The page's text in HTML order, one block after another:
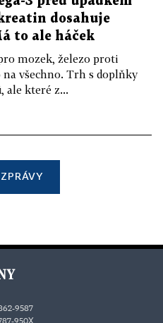
dosahuje
to ale háček
mozek, železo proti
všechno. Trh s doplňky
ale které z...
9587